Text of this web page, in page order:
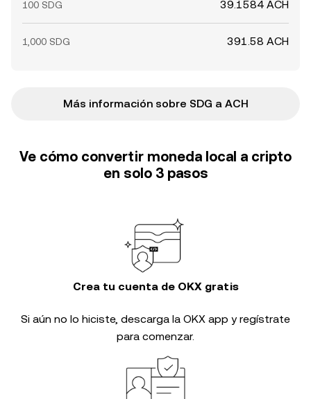
100 SDG 39.1584 ACH
1,000 SDG 391.58 ACH
Más información sobre SDG a ACH
Ve cómo convertir moneda local a cripto
en solo 3 pasos
Crea tu cuenta de OKX gratis
Si aún no lo hiciste, descarga la OKX app y regístrate
para comenzar.